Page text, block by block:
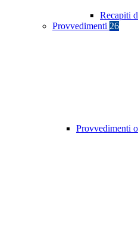
Recapiti
Provvedimenti 26
Provvedimenti